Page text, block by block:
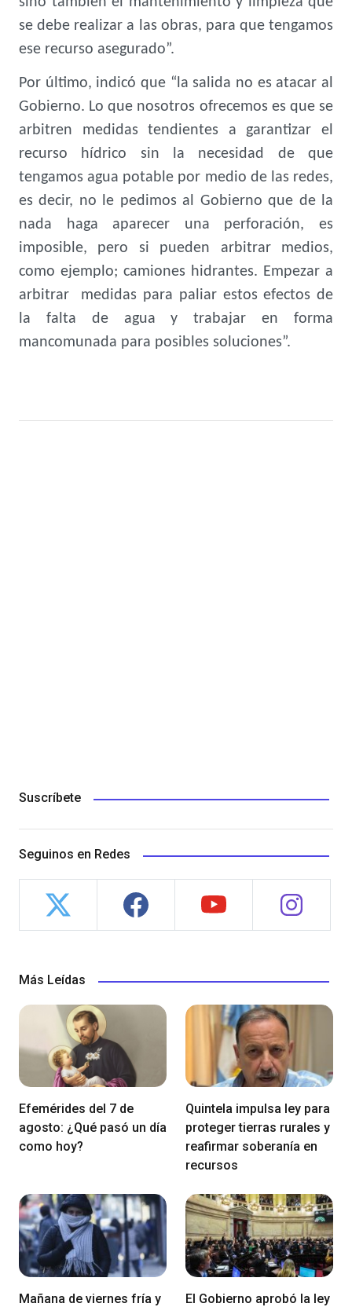
se debe realizar a las obras, para que tengamos
ese recurso asegurado”.
Por último, indicó que “la salida no es atacar al
Gobierno. Lo que nosotros ofrecemos es que se
arbitren medidas tendientes a garantizar el
recurso hídrico sin la necesidad de que
tengamos agua potable por medio de las redes,
es decir, no le pedimos al Gobierno que de la
nada haga aparecer una perforación, es
imposible, pero si pueden arbitrar medios,
como ejemplo; camiones hidrantes. Empezar a
arbitrar medidas para paliar estos efectos de
la falta de agua y trabajar en forma
mancomunada para posibles soluciones”.
Suscríbete
Seguinos en Redes
Más Leídas
Efemérides del 7 de
agosto: ¿Qué pasó un día
como hoy?
Quintela impulsa ley para
proteger tierras rurales y
reafirmar soberanía en
recursos
Mañana de viernes fría y
El Gobierno aprobó la ley